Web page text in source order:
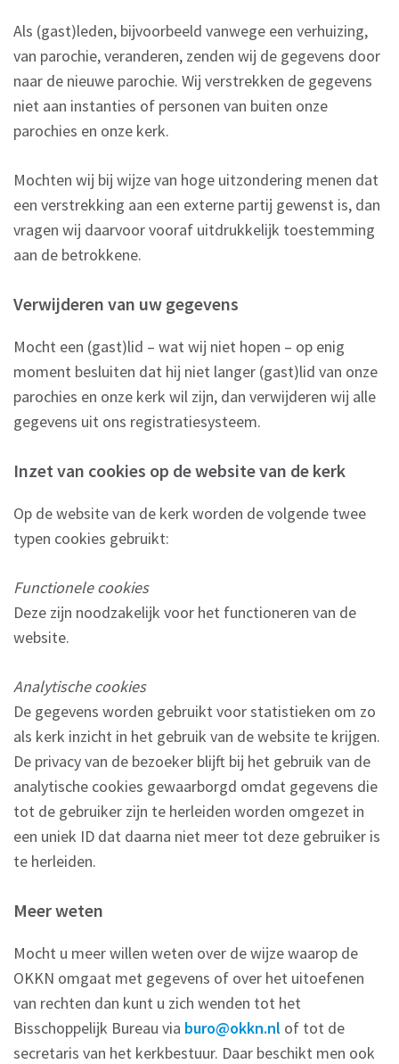
Als (gast)leden, bijvoorbeeld vanwege een verhuizing,
van parochie, veranderen, zenden wij de gegevens door
naar de nieuwe parochie. Wij verstrekken de gegevens
niet aan instanties of personen van buiten onze
parochies en onze kerk.
Mochten wij bij wijze van hoge uitzondering menen dat
een verstrekking aan een externe partij gewenst is, dan
vragen wij daarvoor vooraf uitdrukkelijk toestemming
aan de betrokkene.
Verwijderen van uw gegevens
Mocht een (gast)lid – wat wij niet hopen – op enig
moment besluiten dat hij niet langer (gast)lid van onze
parochies en onze kerk wil zijn, dan verwijderen wij alle
gegevens uit ons registratiesysteem.
Inzet van cookies op de website van de kerk
Op de website van de kerk worden de volgende twee
typen cookies gebruikt:
Functionele cookies
Deze zijn noodzakelijk voor het functioneren van de
website.
Analytische cookies
De gegevens worden gebruikt voor statistieken om zo
als kerk inzicht in het gebruik van de website te krijgen.
De privacy van de bezoeker blijft bij het gebruik van de
analytische cookies gewaarborgd omdat gegevens die
tot de gebruiker zijn te herleiden worden omgezet in
een uniek ID dat daarna niet meer tot deze gebruiker is
te herleiden.
Meer weten
Mocht u meer willen weten over de wijze waarop de
OKKN omgaat met gegevens of over het uitoefenen
van rechten dan kunt u zich wenden tot het
Bisschoppelijk Bureau via buro@okkn.nl of tot de
secretaris van het kerkbestuur. Daar beschikt men ook